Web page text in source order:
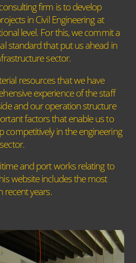
firm is to develop
in Civil Engineering at
level. For this, we commit a
standard that put us ahead in
sector.
resources that we have
experience of the staff
and our operation structure
factors that enable us to
competitively in the engineering
and port works relating to
website includes the most
recent years.